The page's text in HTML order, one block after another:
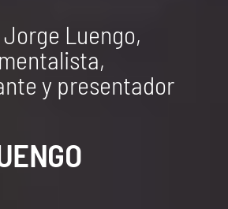
Luengo,
y presentador